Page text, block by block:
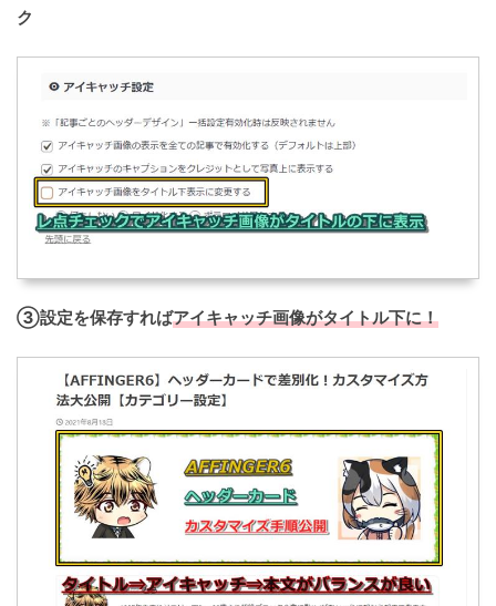
ク
③設定を保存すればアイキャッチ画像がタイトル下に！